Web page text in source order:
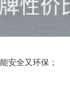
安全又环保；